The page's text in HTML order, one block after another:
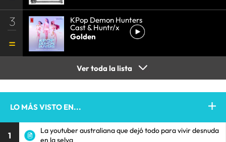
3 KPop Demon Hunters
Cast & Huntr/x
Golden
Ver toda la lista
LO MÁS VISTO EN...
1
La youtuber australiana que dejó todo para vivir desnuda
en la selva